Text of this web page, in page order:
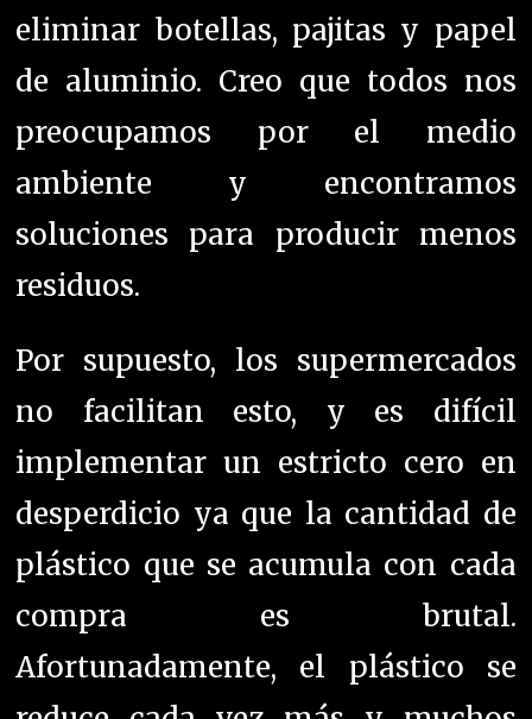
eliminar botellas, pajitas y papel
de aluminio. Creo que todos nos
preocupamos por el medio
ambiente y encontramos
soluciones para producir menos
residuos.
Por supuesto, los supermercados
no facilitan esto, y es difícil
implementar un estricto cero en
desperdicio ya que la cantidad de
plástico que se acumula con cada
compra es brutal.
Afortunadamente, el plástico se